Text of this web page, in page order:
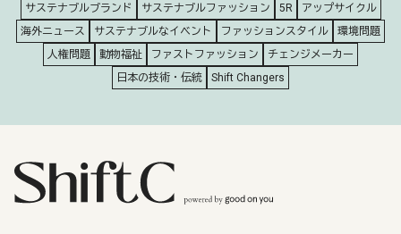
サステナブルブランド サステナブルファッション 5R
アップサイクル
海外ニュース
サステナブルなイベント ファッションスタイル
環境問題
人権問題
動物福祉 ファストファッション
チェンジメーカー
日本の技術・伝統
Shift Changers